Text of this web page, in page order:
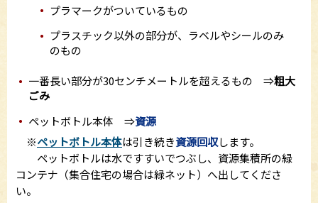
プラマークがついているもの
プラスチック以外の部分が、ラベルやシールのみ
のもの
一番長い部分が30センチメートルを超えるもの ⇒粗大
ごみ
ペットボトル本体 ⇒資源
※ペットボトル本体は引き続き資源回収します。
ペットボトルは水ですすいでつぶし、資源集積所の緑
コンテナ（集合住宅の場合は緑ネット）へ出してくださ
い。